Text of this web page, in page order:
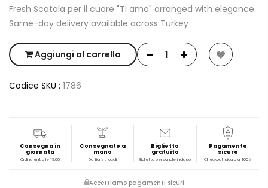
Fresh Scatola per il cuore "Ti amo" arranged with elegance.
Same-day delivery available across Turkey
Aggiungi al carrello
Codice SKU : 1786
Consegna in
giornata
Ordina entro le 19:00
Consegnato a
mano
Da fioristi locali
Biglietto
gratuito
Biglietto personale incluso
Pagamento
sicuro
Checkout sicuro al 100%
Accettiamo pagamenti sicuri